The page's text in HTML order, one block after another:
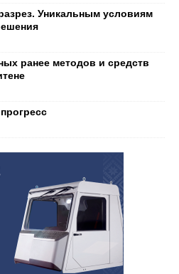
Уникальным условиям
ранее методов и средств